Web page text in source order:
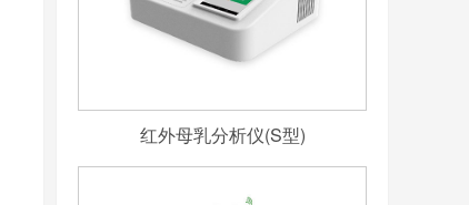
红外母乳分析仪(S型)